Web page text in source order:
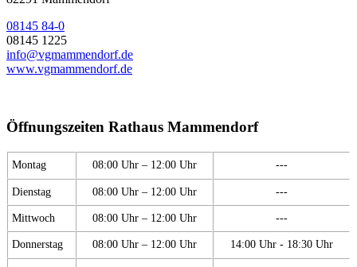
08145 84-0
08145 1225
info@vgmammendorf.de
www.vgmammendorf.de
Öffnungszeiten Rathaus Mammendorf
Montag 08:00 Uhr – 12:00 Uhr ---
Dienstag 08:00 Uhr – 12:00 Uhr ---
Mittwoch 08:00 Uhr – 12:00 Uhr ---
Donnerstag 08:00 Uhr – 12:00 Uhr 14:00 Uhr - 18:30 Uhr